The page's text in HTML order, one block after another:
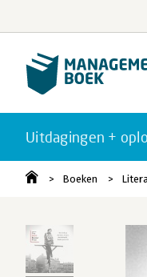
Uitdagingen +
Boeken